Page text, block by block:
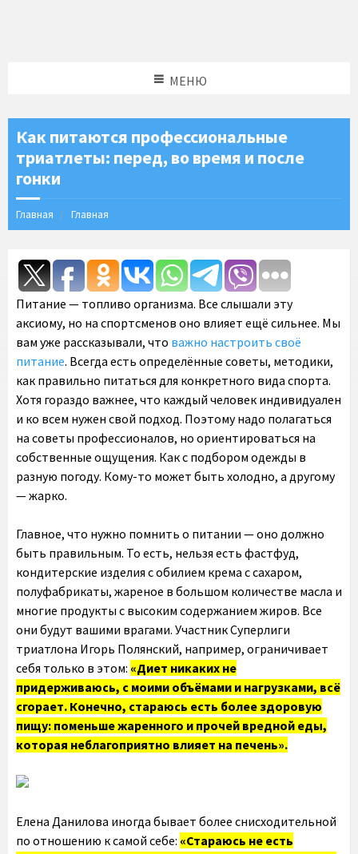
МЕНЮ
Как питаются профессиональные
триатлеты: перед, во время и после
гонки
Главная Главная
Питание — топливо организма. Все слышали эту
аксиому, но на спортсменов оно влияет ещё сильнее. Мы
вам уже рассказывали, что важно настроить своё
питание. Всегда есть определённые советы, методики,
как правильно питаться для конкретного вида спорта.
Хотя гораздо важнее, что каждый человек индивидуален
и ко всем нужен свой подход. Поэтому надо полагаться
на советы профессионалов, но ориентироваться на
собственные ощущения. Как с подбором одежды в
разную погоду. Кому-то может быть холодно, а другому
— жарко.
Главное, что нужно помнить о питании — оно должно
быть правильным. То есть, нельзя есть фастфуд,
кондитерские изделия с обилием крема с сахаром,
полуфабрикаты, жареное в большом количестве масла и
многие продукты с высоким содержанием жиров. Все
они будут вашими врагами. Участник Суперлиги
триатлона Игорь Полянский, например, ограничивает
себя только в этом: «Диет никаких не
придерживаюсь, с моими объёмами и нагрузками, всё
сгорает. Конечно, стараюсь есть более здоровую
пищу: поменьше жаренного и прочей вредной еды,
которая неблагоприятно влияет на печень».
Елена Данилова иногда бывает более снисходительной
по отношению к самой себе: «Стараюсь не есть